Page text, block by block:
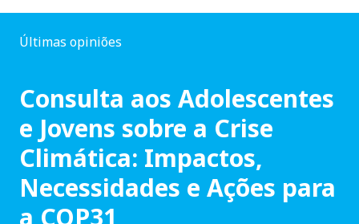
Últimas opiniões
Consulta aos Adolescentes
e Jovens sobre a Crise
Climática: Impactos,
Necessidades e Ações para
a COP31